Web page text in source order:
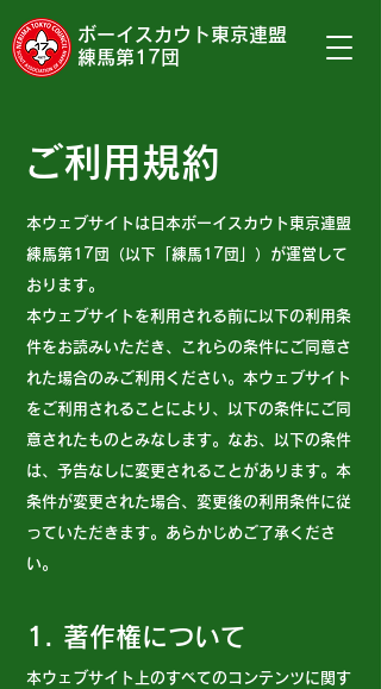
​ボーイスカウト東京連盟
練馬第17団
ご利用規約
本ウェブサイトは日本ボーイスカウト東京連盟
練馬第17団
（以下「練馬17団」） が運営して
おります。
本ウェブサイトを利用される前に以下の利用条
件をお読みいただき、これらの条件にご同意さ
れた場合のみご利用ください。本ウェブサイト
をご利用されることにより、以下の条件にご同
意されたものとみなします。なお、以下の条件
は、予告なしに変更されることがあります。本
条件が変更された場合、変更後の利用条件に従
っていただきます。あらかじめご了承くださ
い。
1. 著作権について
本ウェブサイト上のすべてのコンテンツに関す